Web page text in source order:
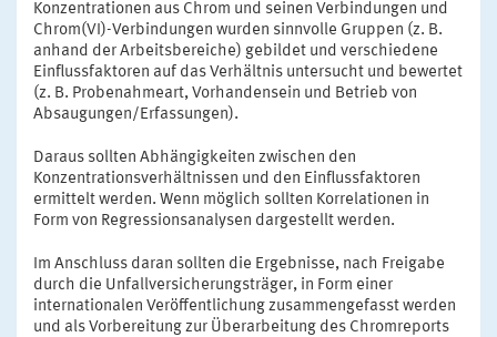
Konzentrationen aus Chrom und seinen Verbindungen und
Chrom(VI)-Verbindungen wurden sinnvolle Gruppen (z. B.
anhand der Arbeitsbereiche) gebildet und verschiedene
Einflussfaktoren auf das Verhältnis untersucht und bewertet
(z. B. Probenahmeart, Vorhandensein und Betrieb von
Absaugungen/Erfassungen).
Daraus sollten Abhängigkeiten zwischen den
Konzentrationsverhältnissen und den Einflussfaktoren
ermittelt werden. Wenn möglich sollten Korrelationen in
Form von Regressionsanalysen dargestellt werden.
Im Anschluss daran sollten die Ergebnisse, nach Freigabe
durch die Unfallversicherungsträger, in Form einer
internationalen Veröffentlichung zusammengefasst werden
und als Vorbereitung zur Überarbeitung des Chromreports